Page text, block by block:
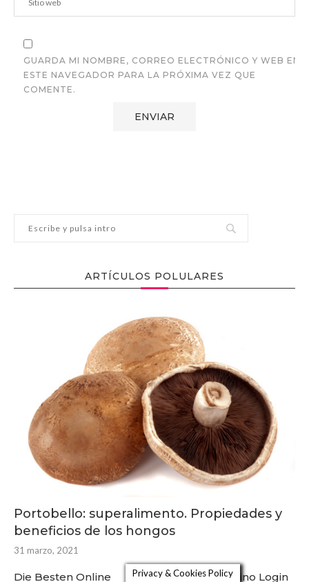
GUARDA MI NOMBRE, CORREO ELECTRÓNICO Y WEB EN
ESTE NAVEGADOR PARA LA PRÓXIMA VEZ QUE
COMENTE.
ARTÍCULOS POLULARES
Portobello: superalimento. Propiedades y
beneficios de los hongos
31 marzo, 2021
Die Besten Online Spin Bond Casino Login
Privacy & Cookies Policy